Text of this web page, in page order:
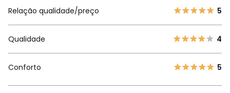
Relação qualidade/preço
5
Qualidade 4
Conforto 5